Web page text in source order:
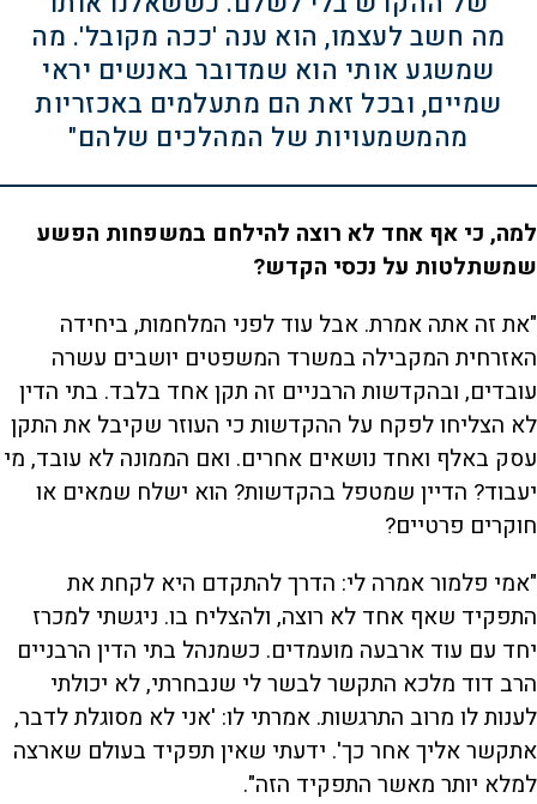
מה חשב לעצמו, הוא ענה 'ככה מקובל'. מה
שמשגע אותי הוא שמדובר באנשים יראי
שמיים, ובכל זאת הם מתעלמים באכזריות
מהמשמעויות של המהלכים שלהם"
למה, כי אף אחד לא רוצה להילחם במשפחות הפשע
שמשתלטות על נכסי הקדש?
"את זה אתה אמרת. אבל עוד לפני המלחמות, ביחידה
האזרחית המקבילה במשרד המשפטים יושבים עשרה
עובדים, ובהקדשות הרבניים זה תקן אחד בלבד. בתי הדין
לא הצליחו לפקח על ההקדשות כי העוזר שקיבל את התקן
עסק באלף ואחד נושאים אחרים. ואם הממונה לא עובד, מי
יעבוד? הדיין שמטפל בהקדשות? הוא ישלח שמאים או
חוקרים פרטיים?
"אמי פלמור אמרה לי: הדרך להתקדם היא לקחת את
התפקיד שאף אחד לא רוצה, ולהצליח בו. ניגשתי למכרז
יחד עם עוד ארבעה מועמדים. כשמנהל בתי הדין הרבניים
הרב דוד מלכא התקשר לבשר לי שנבחרתי, לא יכולתי
לענות לו מרוב התרגשות. אמרתי לו: 'אני לא מסוגלת לדבר,
אתקשר אליך אחר כך'. ידעתי שאין תפקיד בעולם שארצה
למלא יותר מאשר התפקיד הזה".